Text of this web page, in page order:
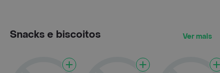
Snacks e biscoitos Ver mais